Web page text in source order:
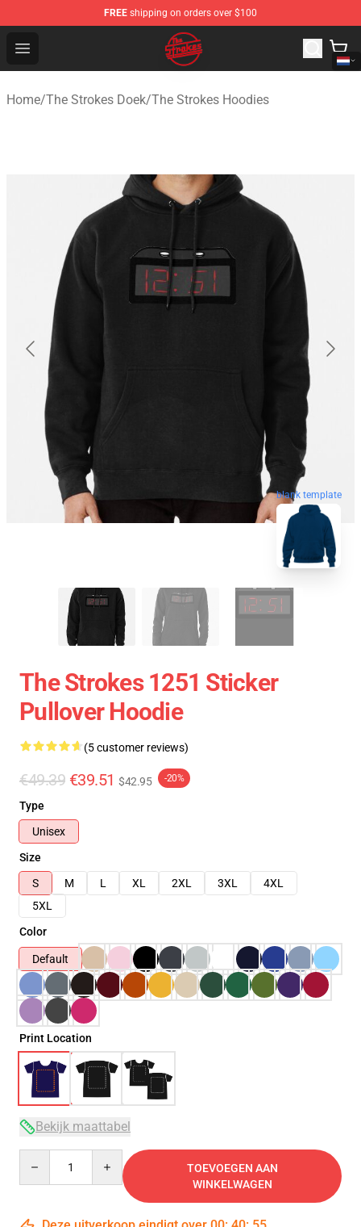
FREE shipping on orders over $100
Open menu
The Strokes Shop - Official The Strokes Merchandise
Home/The Strokes Doek/The Strokes Hoodies
blank template
The Strokes 1251 Sticker
Pullover Hoodie
(5 customer reviews)
€49.39 €39.51 $42.95 -20%
Type
Unisex
Size
S
M L XL 2XL 3XL
4XL
5XL
Color
Default
Print Location
Bekijk maattabel
TOEVOEGEN AAN
WINKELWAGEN